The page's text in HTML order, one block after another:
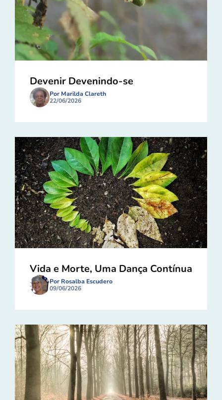
Devenir Devenindo-se
Por Marilda Clareth
22/06/2026
Vida e Morte, Uma Dança Contínua
Por Rosalba Escudero
09/06/2026